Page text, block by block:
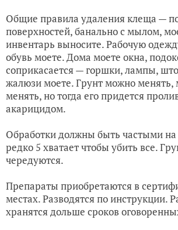
Общие правила удаления клеща —
поверхностей, банально с мылом,
инвентарь выносите. Рабочую
обувь моете. Дома моете окна,
соприкасается — горшки, лампы,
жалюзи моете. Грунт можно менять,
менять, но тогда его придется
акарицидом.
Обработки должны быть частыми на
редко 5 хватает чтобы убить все.
чередуются.
Препараты приобретаются в
местах. Разводятся по инструкции.
хранятся дольше сроков